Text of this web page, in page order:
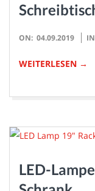
2019-
ON: 04.09.2019
WEITERLESEN →
LED-